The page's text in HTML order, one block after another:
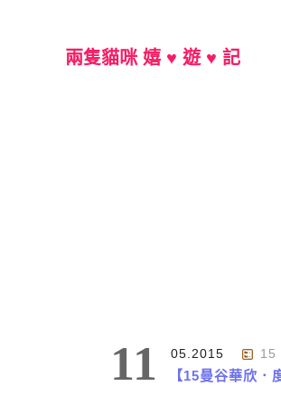
兩隻貓咪 嬉 ♥ 遊 ♥ 記
11 05.2015 15
【15曼谷華欣